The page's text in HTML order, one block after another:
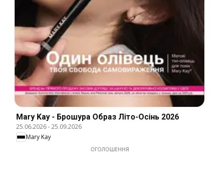
Mary Kay - Брошура Образ Літо-Осінь 2026
25.06.2026-25.09.2026
Mary Kay
ОГОЛОШЕННЯ